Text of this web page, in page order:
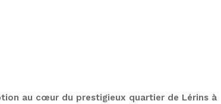
au cœur du prestigieux quartier de Lérins à